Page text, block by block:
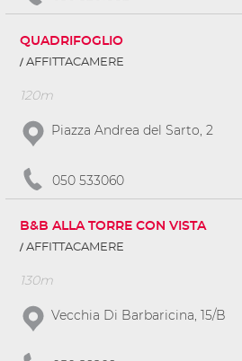
QUADRIFOGLIO
AFFITTACAMERE
120m
Piazza Andrea del Sarto, 2
050 533060
B&B ALLA TORRE CON VISTA
AFFITTACAMERE
130m
Vecchia Di Barbaricina, 15/B